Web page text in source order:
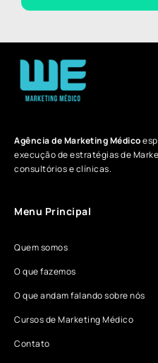
Agência de Marketing Médico
execução de estratégias de
consultórios e clínicas.
Menu Principal
Quem somos
O que fazemos
O que andam falando sobre nós
Cursos de Marketing Médico
Contato